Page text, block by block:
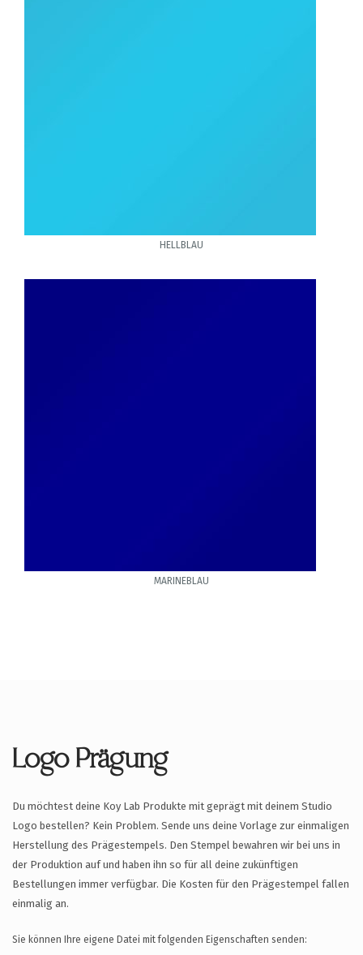
HELLBLAU
MARINEBLAU
Logo Prägung
Du möchtest deine Koy Lab Produkte mit geprägt mit deinem Studio
Logo bestellen? Kein Problem. Sende uns deine Vorlage zur einmaligen
Herstellung des Prägestempels. Den Stempel bewahren wir bei uns in
der Produktion auf und haben ihn so für all deine zukünftigen
Bestellungen immer verfügbar. Die Kosten für den Prägestempel fallen
einmalig an.
Sie können Ihre eigene Datei mit folgenden Eigenschaften senden: